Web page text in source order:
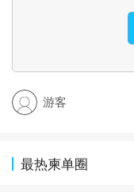
游客
最热柬单圈